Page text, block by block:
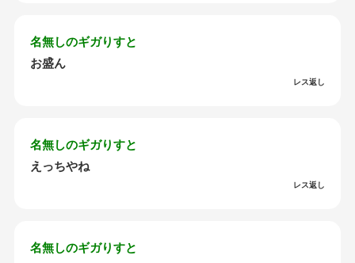
名無しのギガりすと
お盛ん
レス返し
名無しのギガりすと
えっちやね
レス返し
名無しのギガりすと